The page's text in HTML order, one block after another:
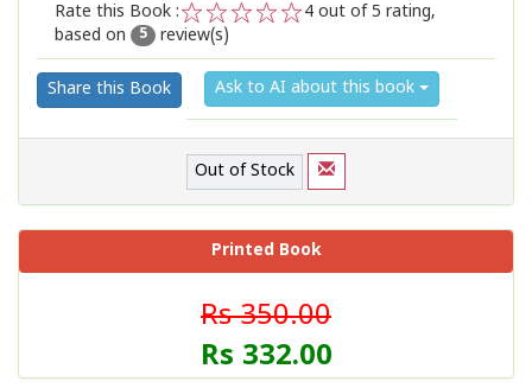
Rate this Book :
2
1
4 out of 5 rating,
based on
5 review(s)
Share this Book Ask to AI about this book
Out of Stock
Printed Book
Rs 350.00
Rs 332.00